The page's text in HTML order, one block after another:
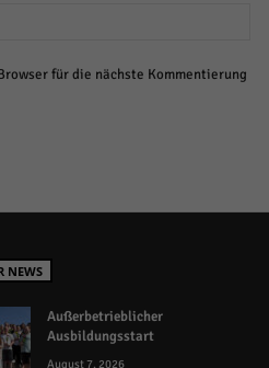
für die nächste Kommentierung
NEWS
Außerbetrieblicher
Ausbildungsstart
August 7, 2026